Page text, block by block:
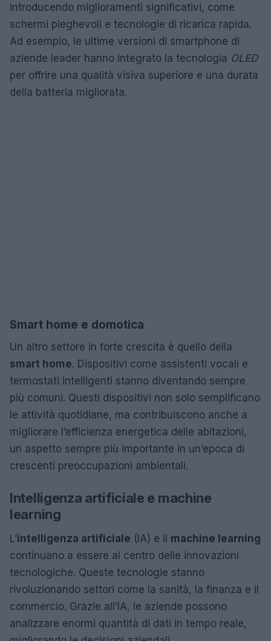
introducendo miglioramenti significativi, come
schermi pieghevoli e tecnologie di ricarica rapida.
Ad esempio, le ultime versioni di smartphone di
aziende leader hanno integrato la tecnologia OLED
per offrire una qualità visiva superiore e una durata
della batteria migliorata.
Smart home e domotica
Un altro settore in forte crescita è quello della
smart home. Dispositivi come assistenti vocali e
termostati intelligenti stanno diventando sempre
più comuni. Questi dispositivi non solo semplificano
le attività quotidiane, ma contribuiscono anche a
migliorare l’efficienza energetica delle abitazioni,
un aspetto sempre più importante in un’epoca di
crescenti preoccupazioni ambientali.
Intelligenza artificiale e machine
learning
L’intelligenza artificiale (IA) e il machine learning
continuano a essere al centro delle innovazioni
tecnologiche. Queste tecnologie stanno
rivoluzionando settori come la sanità, la finanza e il
commercio. Grazie all’IA, le aziende possono
analizzare enormi quantità di dati in tempo reale,